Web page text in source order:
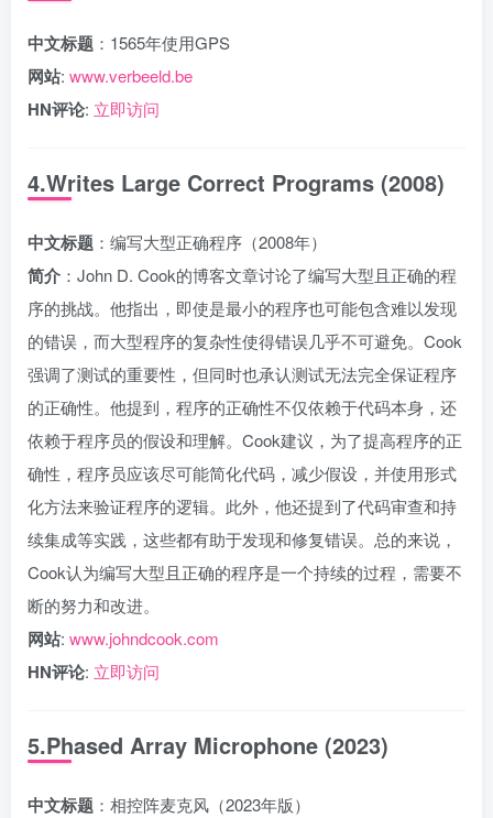
中文标题 ：1565年使用GPS
网站: www.verbeeld.be
HN评论: 立即访问
4.Writes Large Correct Programs (2008)
中文标题 ：编写大型正确程序（2008年）
简介 ：John D. Cook的博客文章讨论了编写大型且正确的程
序的挑战。他指出，即使是最小的程序也可能包含难以发现
的错误，而大型程序的复杂性使得错误几乎不可避免。Cook
强调了测试的重要性，但同时也承认测试无法完全保证程序
的正确性。他提到，程序的正确性不仅依赖于代码本身，还
依赖于程序员的假设和理解。Cook建议，为了提高程序的正
确性，程序员应该尽可能简化代码，减少假设，并使用形式
化方法来验证程序的逻辑。此外，他还提到了代码审查和持
续集成等实践，这些都有助于发现和修复错误。总的来说，
Cook认为编写大型且正确的程序是一个持续的过程，需要不
断的努力和改进。
网站: www.johndcook.com
HN评论: 立即访问
5.Phased Array Microphone (2023)
中文标题 ：相控阵麦克风（2023年版）